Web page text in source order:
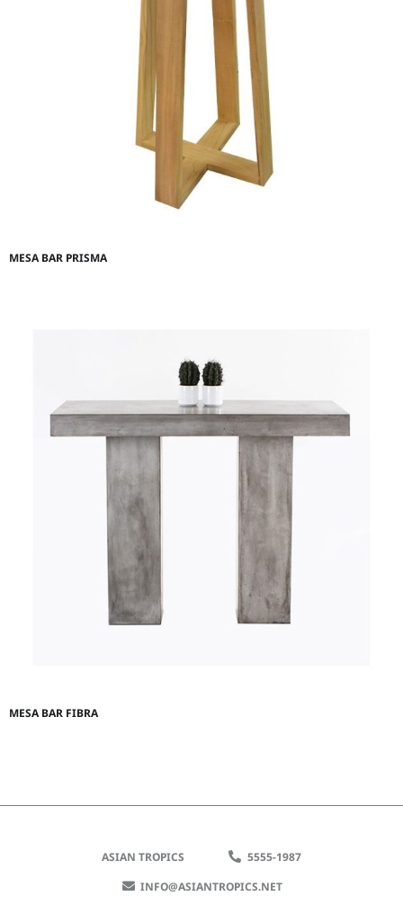
MESA BAR PRISMA
MESA BAR FIBRA
ASIAN TROPICS
5555-1987
INFO@ASIANTROPICS.NET